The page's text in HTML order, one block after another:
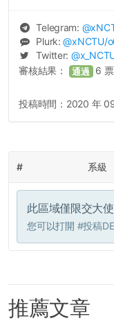
Telegram: @
Plurk:@xNCTU/
Twitter: @
審核結果： 通過 6
投稿時間： 2020 年
# 系級
此區域僅限交大
您可以打開 #投稿
推薦文章